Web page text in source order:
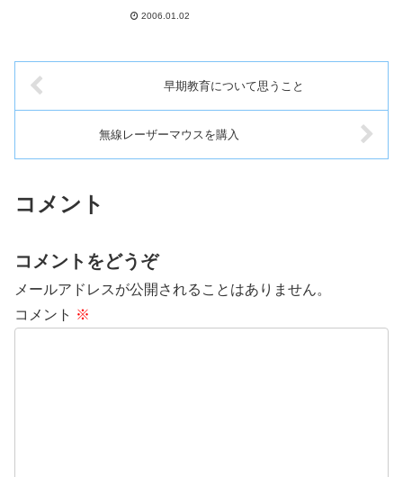
ん。教会の一室で，「ん，時計
す」。という具合でした。紅白も
見ず...
2006.01.02
早期教育について思うこと
無線レーザーマウスを購入
コメント
コメントをどうぞ
メールアドレスが公開されることはありません。
コメント ※